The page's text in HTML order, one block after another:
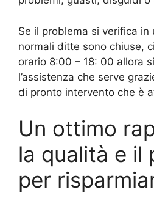
Se il problema si verifica in
normali ditte sono chiuse,
orario 8:00 – 18: 00 allora
l’assistenza che serve
di pronto intervento che è
Un ottimo
la qualità e il
per